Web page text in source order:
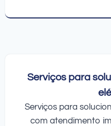
Serviços para
Serviços para
com atendimento